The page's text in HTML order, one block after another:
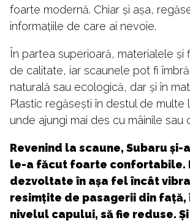
foarte modernă. Chiar și așa,
informațiile de care ai nevoie.
În partea superioară, materialele și
de calitate, iar scaunele pot fi
naturală sau ecologică, dar și în
Plastic regăsești în destul de multe
unde ajungi mai des cu mâinile sau
Revenind la scaune, Subaru și-
le-a făcut foarte confortabile.
dezvoltate în așa fel încât
resimțite de pasagerii din față,
nivelul capului, să fie reduse.